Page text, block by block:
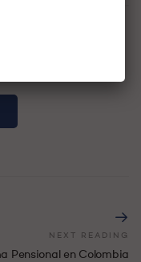
NEXT READING
Pensional en Colombia